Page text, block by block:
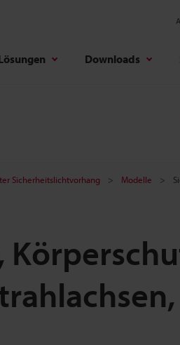
Downloads
Sicherheitslichtvorhang Modelle